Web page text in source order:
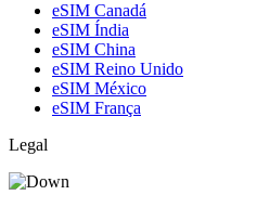
eSIM Canadá
eSIM Índia
eSIM China
eSIM Reino Unido
eSIM México
eSIM França
Legal